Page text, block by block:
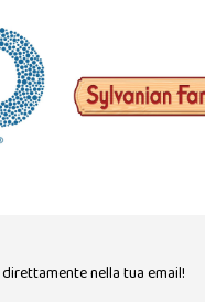
direttamente nella tua email!